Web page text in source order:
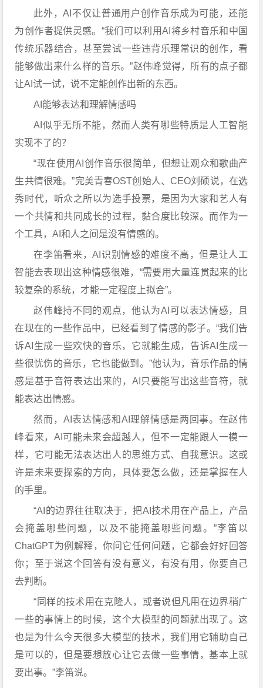
此外，AI不仅让普通用户创作音乐成为可能，还能
为创作者提供灵感。“我们可以利用AI将乡村音乐和中国
传统乐器结合，甚至尝试一些违背乐理常识的创作，看
能够做出来什么样的音乐。”赵伟峰觉得，所有的点子都
让AI试一试，说不定能创作出新的东西。
AI能够表达和理解情感吗
AI似乎无所不能，然而人类有哪些特质是人工智能
实现不了的？
“现在使用AI创作音乐很简单，但想让观众和歌曲产
生共情很难。”完美青春OST创始人、CEO刘硕说，在选
秀时代，听众之所以为选手投票，是因为大家和艺人有
一个共情和共同成长的过程，黏合度比较深。而作为一
个工具，AI和人之间是没有情感的。
在李笛看来，AI识别情感的难度不高，但是让人工
智能去表现出这种情感很难，“需要用大量连贯起来的比
较复杂的系统，才能一定程度上拟合”。
赵伟峰持不同的观点，他认为AI可以表达情感，且
在现在的一些作品中，已经看到了情感的影子。“我们告
诉AI生成一些欢快的音乐，它就能生成，告诉AI生成一
些很忧伤的音乐，它也能做到。”他认为，音乐作品的情
感是基于音符表达出来的，AI只要能写出这些音符，就
能表达出情感。
然而，AI表达情感和AI理解情感是两回事。在赵伟
峰看来，AI可能未来会超越人，但不一定能跟人一模一
样，它可能无法表达出人的思维方式、自我意识。这或
许是未来要探索的方向，具体要怎么做，还是掌握在人
的手里。
“AI的边界往往取决于，把AI技术用在产品上，产品
会掩盖哪些问题，以及不能掩盖哪些问题。”李笛以
ChatGPT为例解释，你问它任何问题，它都会好好回答
你；至于说这个回答有没有意义，有没有用，你要自己
去判断。
“同样的技术用在克隆人，或者说但凡用在边界稍广
一些的事情上的时候，这个大模型的问题就出现了。这
也是为什么今天很多大模型的技术，我们用它辅助自己
是可以的，但是要想放心让它去做一些事情，基本上就
要出事。”李笛说。